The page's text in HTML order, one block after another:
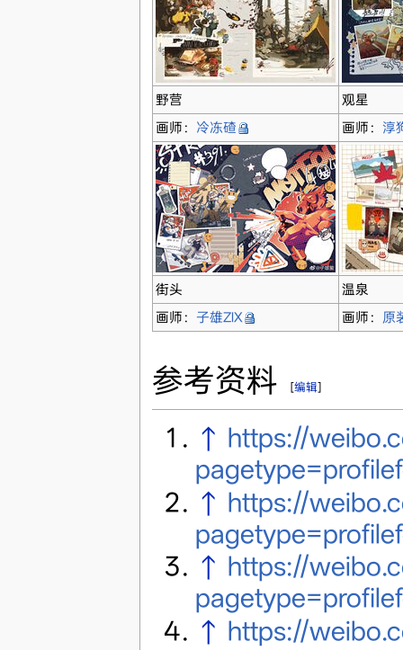
野营
观星
画师： 冷冻碴 画师： 淳
街头
温泉
画师： 子雄ZIX 画师： 原
参考资料 [编辑]
↑ https://
↑ https://
↑ https://
↑ https://